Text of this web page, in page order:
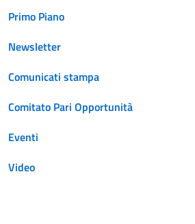
Primo Piano
Newsletter
Comunicati stampa
Comitato Pari Opportunità
Eventi
Video